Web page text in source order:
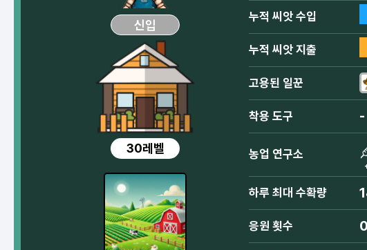
신입
30레벨
누적 씨앗 수입
누적 씨앗 지출
고용된 일꾼
착용 도구 -
농업 연구소
하루 최대 수확량
응원 횟수